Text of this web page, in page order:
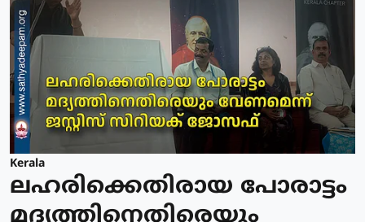
Kerala
ലഹരിക്കെതിരായ പോരാട്ടം